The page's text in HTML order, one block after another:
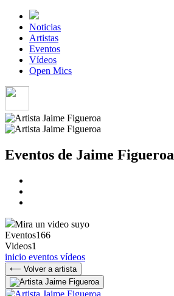
Noticias
Artistas
Eventos
Vídeos
Open Mics
Eventos de Jaime Figueroa
Mira un video suyo
Eventos166
Videos1
inicio eventos vídeos
⟵ Volver a artista